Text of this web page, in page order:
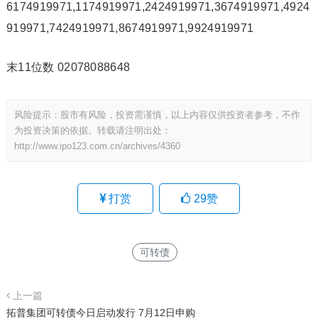
6174919971,1174919971,2424919971,3674919971,4924
919971,7424919971,8674919971,9924919971
末11位数 02078088648
风险提示：股市有风险，投资需谨慎，以上内容仅供投资者参考，不作
为投资决策的依据。转载请注明出处：
http://www.ipo123.com.cn/archives/4360
打赏 29赞
可转债
上一篇
拓普集团可转债今日启动发行 7月12日申购